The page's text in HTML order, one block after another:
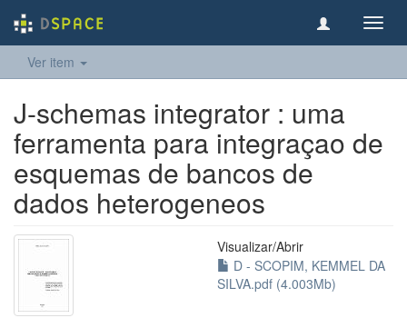
Ver item
J-schemas integrator : uma
ferramenta para integraçao de
esquemas de bancos de
dados heterogeneos
Visualizar/Abrir
D - SCOPIM, KEMMEL DA
SILVA.pdf (4.003Mb)